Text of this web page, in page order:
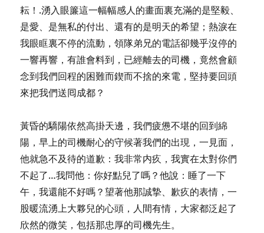
耘！.湧入眼簾這一幅幅感人的畫面裏充滿的是堅毅、
是愛、是無私的付出、還有的是明天的希望；熱淚在
我眼眶裏不停的流動，領隊弟兄的電話卻幾乎沒停的
一響再響，有誰會料到，已經離去的司機，竟然會顧
念到我們回程的困難而鍥而不捨的來電，堅持要回頭
來把我們送囘成都？
黃昏的驕陽依然高掛天邊，我們疲憊不堪的回到綿
陽，早上的司機耐心的守候著我們的出現，一見面，
他就急不及待的道歉：我非常内疚，我實在太對你們
不起了…我問他：你好點兒了嗎？他說：睡了一下
午，我還能不好嗎？望著他那誠摯、歉疚的表情，一
股暖流湧上大夥兒的心頭，人間有情，大家都泛起了
欣然的微笑，包括那忠厚的司機先生。